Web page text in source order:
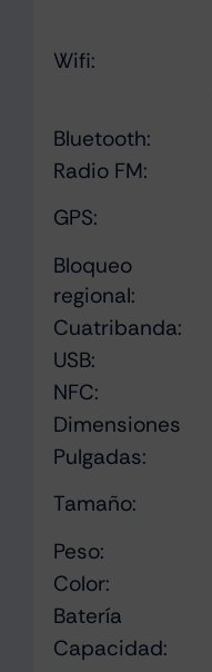
Wifi:
Bluetooth:
Radio FM:
GPS:
Bloqueo
regional:
Cuatribanda:
USB:
NFC:
Dimensiones
Pulgadas:
Tamaño:
Peso:
Color:
Batería
Capacidad: